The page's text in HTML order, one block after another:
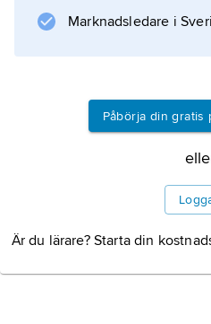
Information om
Marknadsledare i
Påbörja din gratis
Är du lärare? Starta din